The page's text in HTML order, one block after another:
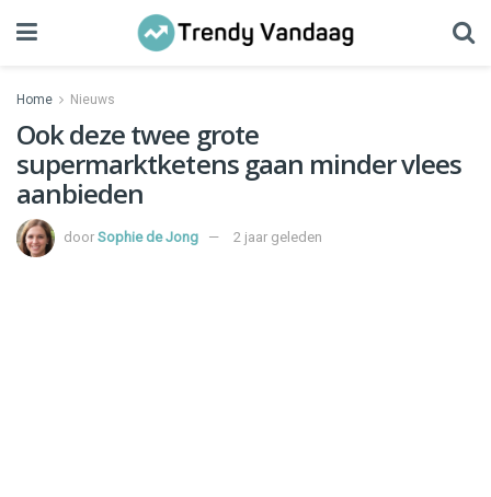
Home Nieuws
Ook deze twee grote
supermarktketens gaan minder vlees
aanbieden
door Sophie de Jong 2 jaar geleden